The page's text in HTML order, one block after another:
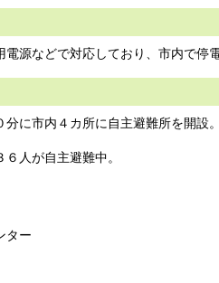
源などで対応しており、市内で停
に市内４カ所に自主避難所を開設。
人が自主避難中。
ー